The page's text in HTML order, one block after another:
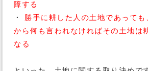
障する
・
勝手に耕した人の土地であっても
から何も言われなければその土地は
なる